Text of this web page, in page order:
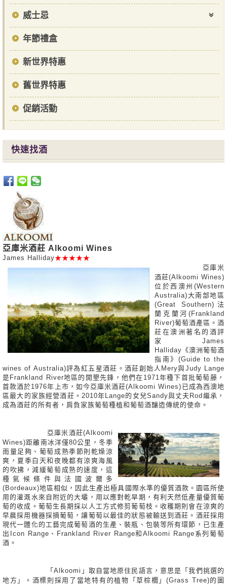
威士忌
年節禮盒
新世界特惠
舊世界特惠
促銷活動
快速找酒
亞庫米酒莊 Alkoomi Wines
James Halliday★★★★★
亞庫米
酒莊(Alkoomi Wines)
位於西澳州(Western
Australia)大南部地區
(Great Southern)法
蘭克蘭河(Frankland
River)葡萄酒產區。酒
莊在澳洲著名的酒評
家 James
Halliday《澳洲葡萄酒
指南》(Guide to the
wines of Australia)評為紅五星酒莊。酒莊創始人Mery與Judy Lange
是Frankland River地區的開墾先鋒，他們在1971年種下首批葡萄藤，
首款酒於1976年上市，如今亞庫米酒莊(Alkoomi Wines)已成為西澳地
區最大的家族經營酒莊。2010年Lange的女兒Sandy與丈夫Rod繼承，
成為酒莊的所有者，肩負家族葡萄種植和葡萄酒釀造傳統的使命。
亞庫米酒莊(Alkoomi
Wines)距離南冰洋僅80公里，冬季
雨量足夠、葡萄成熟季節則乾燥涼
爽，夏季白天和夜晚都有涼爽海風
的吹拂，減緩葡萄成熟的速度，這
種氣候條件與法國波爾多
(Bordeaux)地區相似，因此生產出極具國際水準的優質酒款。園區所使
用的灌溉水來自附近的大壩，用以應對乾旱期，有利天然低產量優質葡
萄的收成。葡萄生長期採以人工方式修剪葡萄枝。收穫期則會在涼爽的
早晨採用機器採摘葡萄，讓葡萄以最佳的狀態被輸送到酒莊。酒莊採用
現代一體化的工藝完成葡萄酒的生產、裝瓶、包裝等所有環節，已生產
出Icon Range、Frankland River Range和Alkoomi Range系列葡萄
酒。
「Alkoomi」取自當地原住民語言，意思是「我們挑選的
地方」。酒標則採用了當地特有的植物「草棕櫚」(Grass Tree)的圖